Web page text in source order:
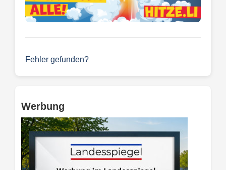
Fehler gefunden?
Werbung